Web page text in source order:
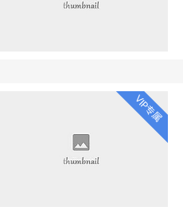
VIP专属